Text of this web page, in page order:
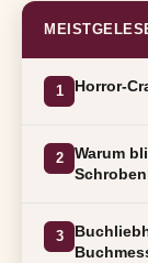
1 Horror-
2
Warum
3